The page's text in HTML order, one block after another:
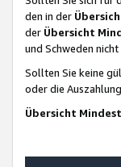
den in der
der Übersicht
und Schweden
Sollten Sie keine
oder die
Übersicht